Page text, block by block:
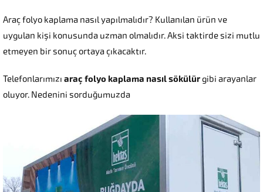
Araç folyo kaplama nasıl yapılmalıdır? Kullanılan ürün ve
uygulan kişi konusunda uzman olmalıdır. Aksi taktirde sizi mutlu
etmeyen bir sonuç ortaya çıkacaktır.
Telefonlarımızı araç folyo kaplama nasıl sökülürgibi arayanlar
oluyor. Nedenini sorduğumuzda